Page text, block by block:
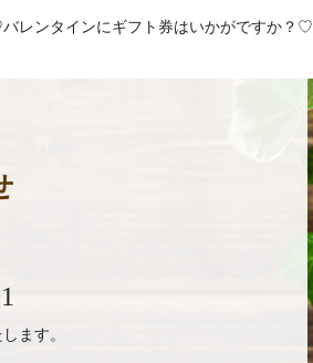
レンタインにギフト券はいかがですか？♡
ます。